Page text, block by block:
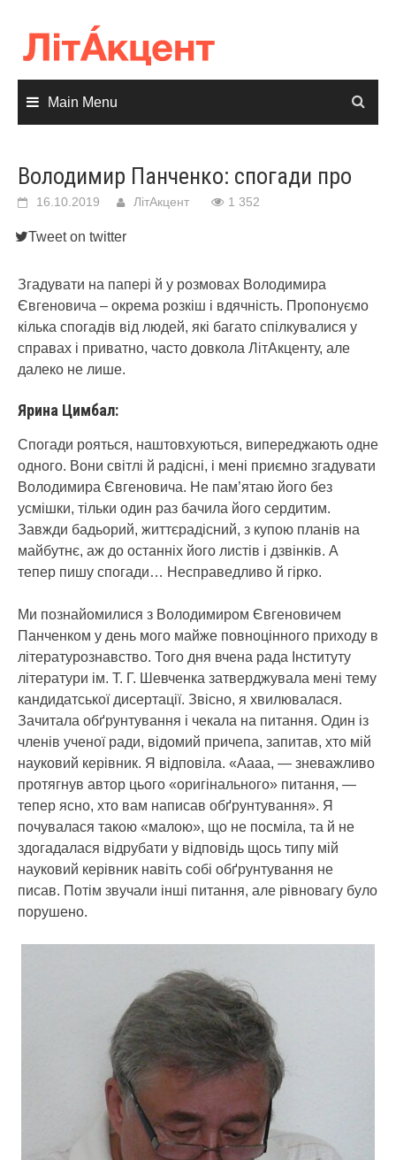
content
Main Menu
Володимир Панченко: спогади про
16.10.2019 ЛітАкцент 1 352
Tweet on twitter
Згадувати на папері й у розмовах Володимира
Євгеновича – окрема розкіш і вдячність. Пропонуємо
кілька спогадів від людей, які багато спілкувалися у
справах і приватно, часто довкола ЛітАкценту, але
далеко не лише.
Ярина Цимбал:
Спогади рояться, наштовхуються, випереджають одне
одного. Вони світлі й радісні, і мені приємно згадувати
Володимира Євгеновича. Не пам’ятаю його без
усмішки, тільки один раз бачила його сердитим.
Завжди бадьорий, життєрадісний, з купою планів на
майбутнє, аж до останніх його листів і дзвінків. А
тепер пишу спогади… Несправедливо й гірко.
Ми познайомилися з Володимиром Євгеновичем
Панченком у день мого майже повноцінного приходу в
літературознавство. Того дня вчена рада Інституту
літератури ім. Т. Г. Шевченка затверджувала мені тему
кандидатської дисертації. Звісно, я хвилювалася.
Зачитала обґрунтування і чекала на питання. Один із
членів ученої ради, відомий причепа, запитав, хто мій
науковий керівник. Я відповіла. «Аааа, — зневажливо
протягнув автор цього «оригінального» питання, —
тепер ясно, хто вам написав обґрунтування». Я
почувалася такою «малою», що не посміла, та й не
здогадалася відрубати у відповідь щось типу мій
науковий керівник навіть собі обґрунтування не
писав. Потім звучали інші питання, але рівновагу було
порушено.